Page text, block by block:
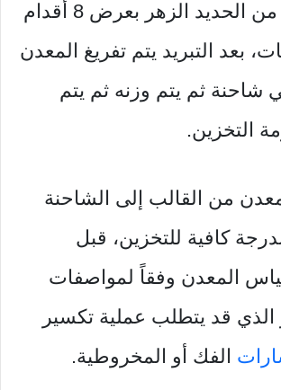
صواني كبيرة من الحديد الزهر بعرض 8 أقدام
بوصات، بعد التبريد يتم تفريغ المعدن
شاحنة ثم يتم وزنه ثم يتم
التخزين.
من القالب إلى الشاحنة
كافية للتخزين، قبل
المعدن وفقاً لمواصفات
الذي قد يتطلب عملية تكسير
الفك أو المخروطية.